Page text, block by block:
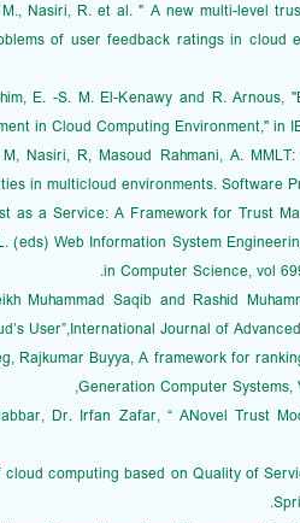
M., Nasiri, R. et al. " A new multi-level
of user feedback ratings in cloud
E. -S. M. El-Kenawy and R.
in Cloud Computing Environment," in
M, Nasiri, R, Masoud Rahmani, A.
in multicloud environments. Software
as a Service: A Framework for Trust
(eds) Web Information System
in Computer Science, vol
Muhammad Saqib and Rashid
User”,International Journal of
Rajkumar Buyya, A framework for
Generation Computer Systems,
Jabbar, Dr. Irfan Zafar, “ ANovel Trust
of cloud computing based on Quality of